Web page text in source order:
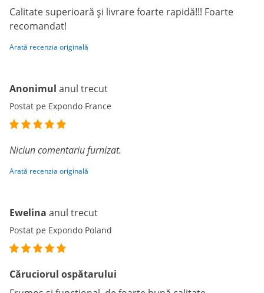
Calitate superioară și livrare foarte rapidă!!! Foarte
recomandat!
Arată recenzia originală
Anonimul anul trecut
Postat pe Expondo France
Niciun comentariu furnizat.
Arată recenzia originală
Ewelina anul trecut
Postat pe Expondo Poland
Căruciorul ospătarului